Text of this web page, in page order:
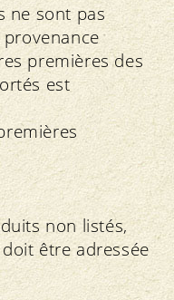
ne sont pas
premières des
est
non listés,
doit être adressée